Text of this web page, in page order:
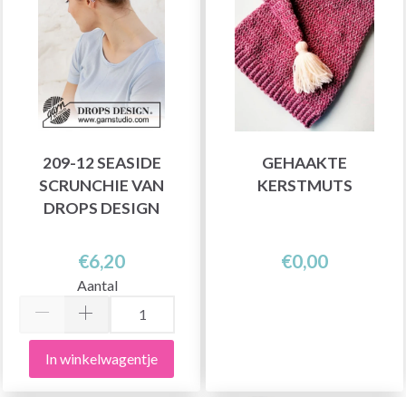
209-12 SEASIDE
SCRUNCHIE VAN
DROPS DESIGN
€6,20
Aantal
In winkelwagentje
GEHAAKTE
KERSTMUTS
€0,00